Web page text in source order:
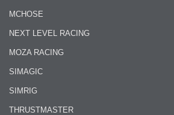
MCHOSE
NEXT LEVEL RACING
MOZA RACING
SIMAGIC
SIMRIG
THRUSTMASTER